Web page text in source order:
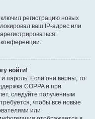
регистрацию новых
ваш IP-адрес или
войти!
пароль. Если они верны, то
COPPA и при
следуйте полученным
чтобы все новые
или